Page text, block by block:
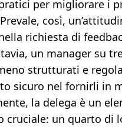
per migliorare i
così,
richiesta di
un manager su
strutturati e
sicuro nel fornirli in
la delega è un
cruciale: un quarto di